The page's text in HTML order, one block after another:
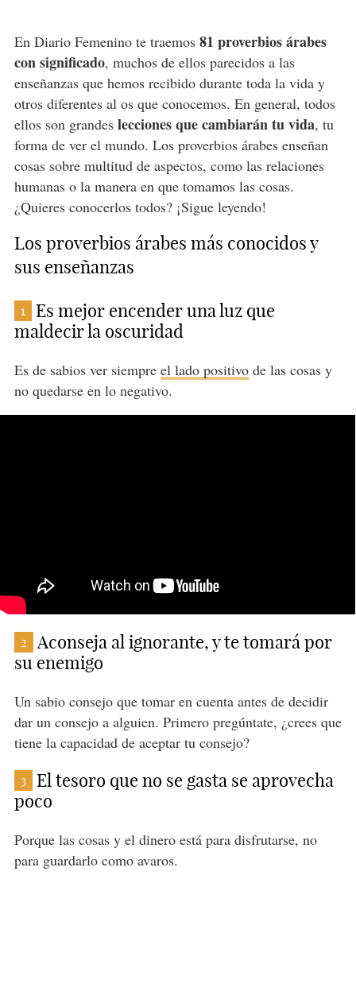
En Diario Femenino te traemos 81 proverbios árabes
con significado, muchos de ellos parecidos a las
enseñanzas que hemos recibido durante toda la vida y
otros diferentes al os que conocemos. En general, todos
ellos son grandeslecciones que cambiarán tu vida, tu
forma de ver el mundo. Los proverbios árabes enseñan
cosas sobre multitud de aspectos, como las relaciones
humanas o la manera en que tomamos las cosas.
¿Quieres conocerlos todos? ¡Sigue leyendo!
Los proverbios árabes más conocidos y
sus enseñanzas
1
Es mejor encender una luz que
maldecir la oscuridad
Es de sabios ver siempre el lado positivode las cosas y
no quedarse en lo negativo.
2
Aconseja al ignorante, y te tomará por
su enemigo
Un sabio consejo que tomar en cuenta antes de decidir
dar un consejo a alguien. Primero pregúntate, ¿crees que
tiene la capacidad de aceptar tu consejo?
3
El tesoro que no se gasta se aprovecha
poco
Porque las cosas y el dinero está para disfrutarse, no
para guardarlo como avaros.